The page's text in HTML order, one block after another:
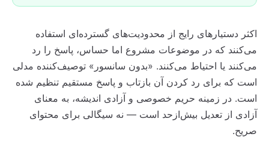
اکثر دستیارهای رایج از محدودیت‌های گسترده‌ای استفاده
می‌کنند که در موضوعات مشروع اما حساس، پاسخ را رد
می‌کنند یا احتیاط می‌کنند. «بدون سانسور» توصیف‌کننده مدلی
است که برای رد کردن آن بازتاب و پاسخ مستقیم تنظیم شده
است. در زمینه حریم خصوصی و آزادی اندیشه، به معنای
آزادی از تعدیل بیش‌ازحد است — نه سیگالی برای محتوای
صریح.